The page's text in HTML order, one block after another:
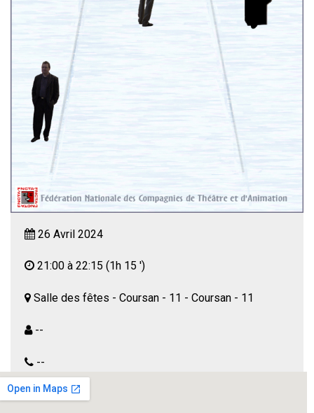
26 Avril 2024
21:00 à 22:15 (1h 15 ')
Salle des fêtes - Coursan - 11 - Coursan - 11
--
--